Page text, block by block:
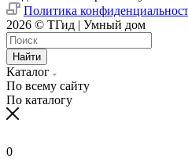
Политика
2026 © ТГид | Умный дом
Найти
Каталог
По всему сайту
По каталогу
0